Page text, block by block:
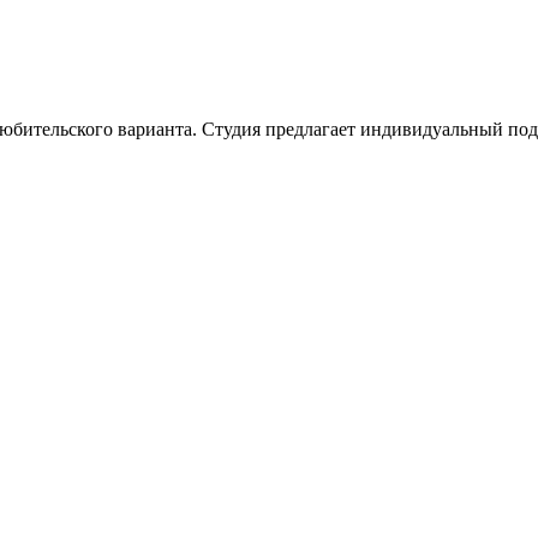
варианта. Студия предлагает индивидуальный